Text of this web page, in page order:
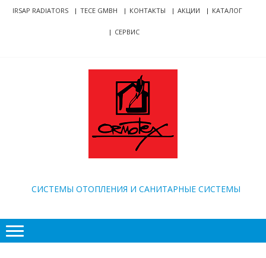
Skip
SkipIRSAP RADIATORS TECE GMBH КОНТАКТЫ АКЦИИ КАТАЛОГ
СЕРВИС
CИСТЕМЫ ОТОПЛЕНИЯ И САНИТАРНЫЕ СИСТЕМЫ